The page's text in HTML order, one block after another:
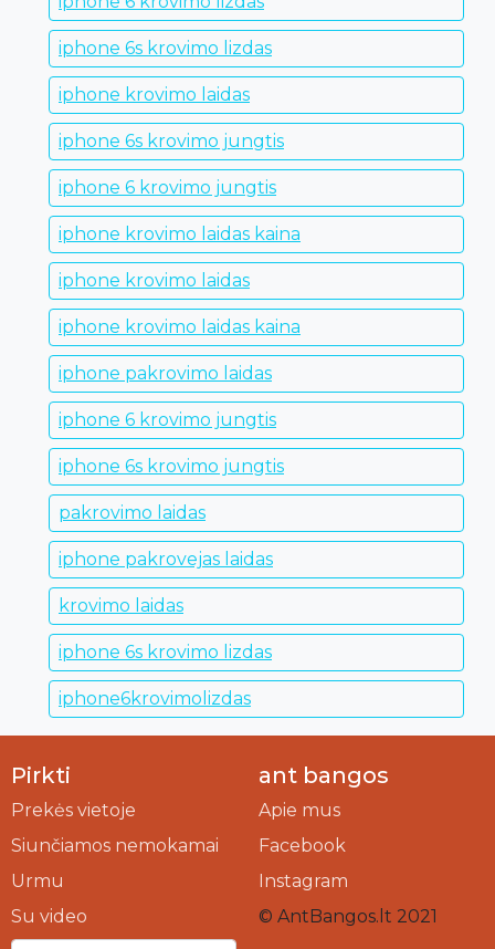
iphone 6s krovimo lizdas
iphone krovimo laidas
iphone 6s krovimo jungtis
iphone 6 krovimo jungtis
iphone krovimo laidas kaina
iphone krovimo laidas
iphone krovimo laidas kaina
iphone pakrovimo laidas
iphone 6 krovimo jungtis
iphone 6s krovimo jungtis
pakrovimo laidas
iphone pakrovejas laidas
krovimo laidas
iphone 6s krovimo lizdas
iphone6krovimolizdas
Pirkti
Prekės vietoje
Siunčiamos nemokamai
Urmu
Su video
ant bangos
Apie mus
Facebook
Instagram
© AntBangos.lt 2021